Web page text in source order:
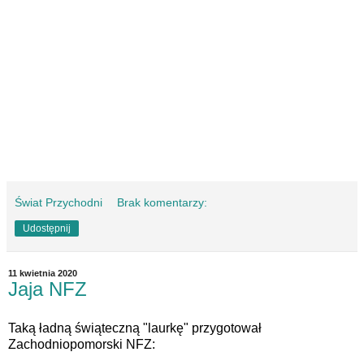
Świat Przychodni Brak komentarzy:
Udostępnij
11 kwietnia 2020
Jaja NFZ
Taką ładną świąteczną "laurkę" przygotował
Zachodniopomorski NFZ: